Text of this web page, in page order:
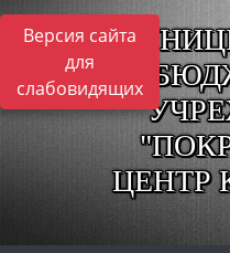
Версия сайта
для
слабовидящих
ЦЕНТР